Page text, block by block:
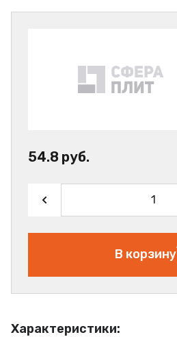
Характеристики:
54.8 руб.
В корзину